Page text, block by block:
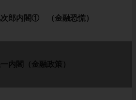
次郎内閣① （金融恐慌）
内閣（金融政策）